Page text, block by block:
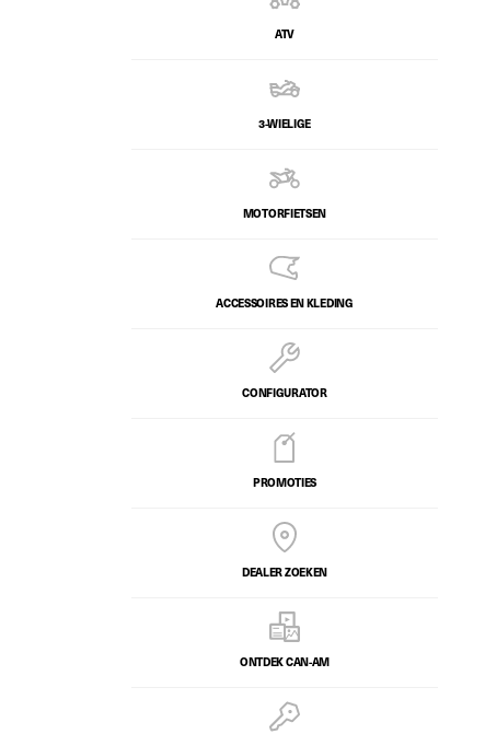
ATV
3-WIELIGE
MOTORFIETSEN
ACCESSOIRES EN KLEDING
CONFIGURATOR
PROMOTIES
DEALER ZOEKEN
ONTDEK CAN-AM